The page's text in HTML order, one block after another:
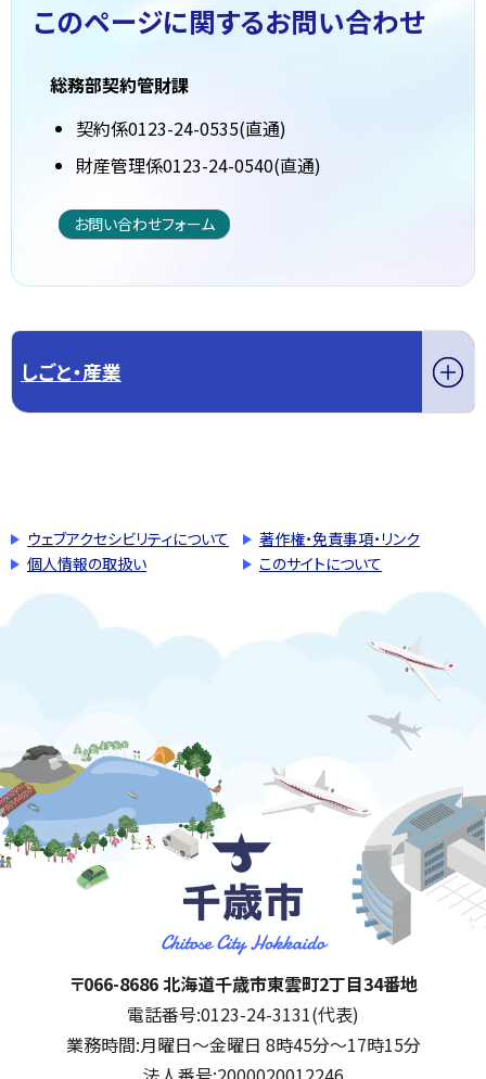
このページに関するお問い合わせ
総務部契約管財課
契約係0123-24-0535(直通)
財産管理係0123-24-0540(直通)
お問い合わせフォーム
しごと・産業
ウェブアクセシビリティについて
著作権・免責事項・リンク
個人情報の取扱い
このサイトについて
千歳市
住所:
〒066-8686 北海道千歳市東雲町2丁目34番地
電話番号:0123-24-3131(代表)
業務時間:月曜日～金曜日 8時45分～17時15分